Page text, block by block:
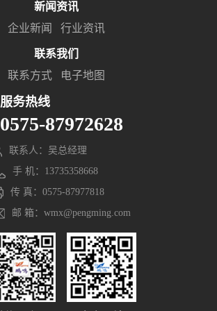
新闻资讯
企业新闻
行业资讯
联系我们
联系方式
电子地图
服务热线
0575-87972628
联系人：吴总经理
手 机：13735358668
传 真：0575-87977818
邮 箱：wmx@pengming.com